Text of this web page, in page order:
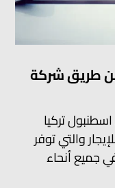
طريق شركة
تركيا
والتي توفر
جميع أنحاء